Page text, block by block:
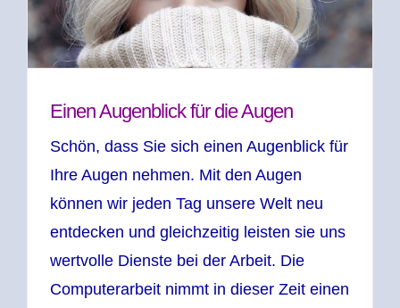
Einen Augenblick für die Augen
Schön, dass Sie sich einen Augenblick für
Ihre Augen nehmen. Mit den Augen
können wir jeden Tag unsere Welt neu
entdecken und gleichzeitig leisten sie uns
wertvolle Dienste bei der Arbeit. Die
Computerarbeit nimmt in dieser Zeit einen